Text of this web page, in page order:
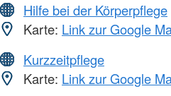
Hilfe bei der Körperpflege
Karte: Link zur Google
Kurzzeitpflege
Karte: Link zur Google